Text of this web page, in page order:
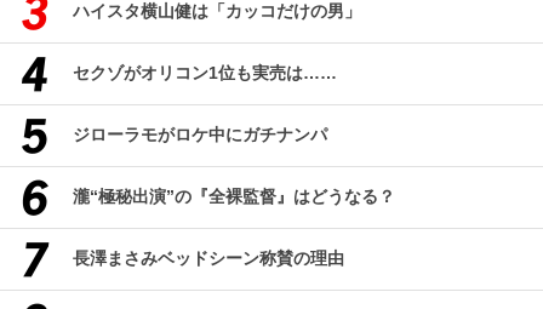
ハイスタ横山健は「カッコだけの男」
セクゾがオリコン1位も実売は……
ジローラモがロケ中にガチナンパ
瀧“極秘出演”の『全裸監督』はどうなる？
長澤まさみベッドシーン称賛の理由